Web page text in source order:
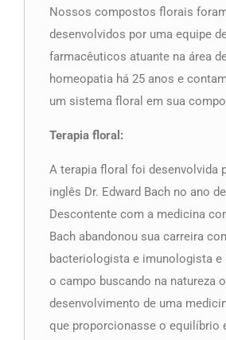
Nossos compostos florais
desenvolvidos por uma equipe
farmacêuticos atuante na área
homeopatia há 25 anos e
um sistema floral em sua
Terapia floral:
A terapia floral foi desenvolvida
inglês Dr. Edward Bach no ano
Descontente com a medicina
Bach abandonou sua carreira
bacteriologista e imunologista e
o campo buscando na natureza o
desenvolvimento de uma
que proporcionasse o equilíbrio